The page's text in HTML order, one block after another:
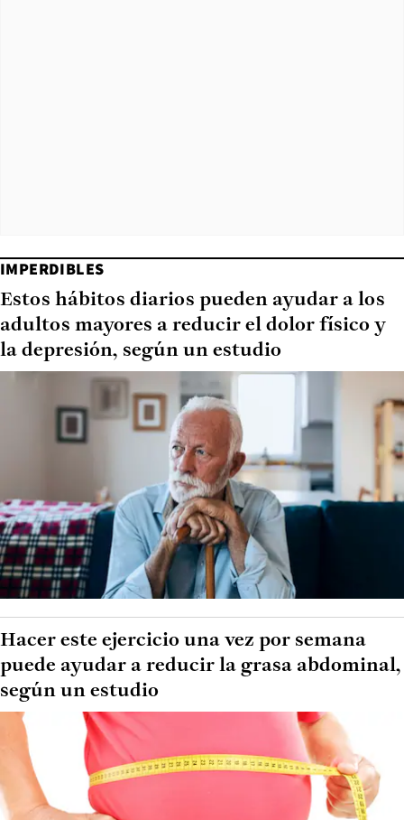
IMPERDIBLES
Estos hábitos diarios pueden ayudar a los
adultos mayores a reducir el dolor físico y
la depresión, según un estudio
Hacer este ejercicio una vez por semana
puede ayudar a reducir la grasa abdominal,
según un estudio